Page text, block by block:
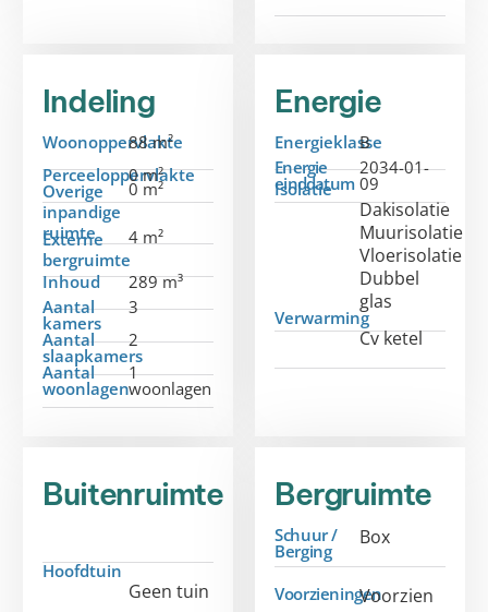
Indeling
Woonoppervlakte
88 m²
Perceeloppervlakte
0 m²
Overige
inpandige
ruimte
0 m²
Externe
bergruimte
4 m²
Inhoud
289 m³
Aantal
kamers
3
Aantal
slaapkamers
2
Aantal
woonlagen
1
woonlagen
Energie
Energieklasse
B
Energie
einddatum
2034-01-
09
Isolatie
Dakisolatie
Muurisolatie
Vloerisolatie
Dubbel
glas
Verwarming
Cv ketel
Buitenruimte
Hoofdtuin
Geen tuin
Bergruimte
Schuur /
Berging
Box
VoorzieningenVoorzien